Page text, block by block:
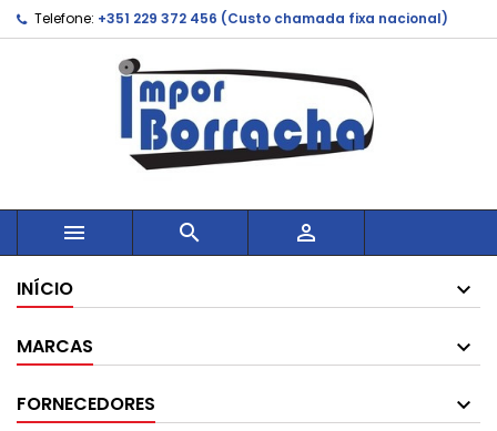
Telefone: +351 229 372 456 (Custo chamada fixa nacional)
  
INÍCIO
MARCAS
FORNECEDORES